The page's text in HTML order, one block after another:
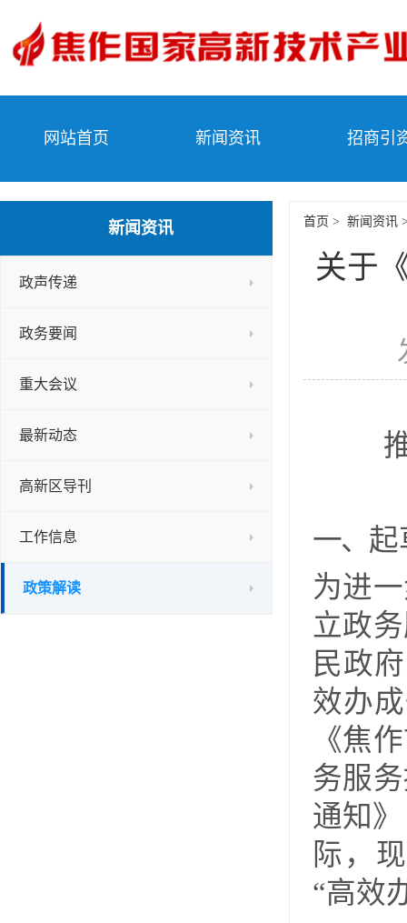
网站首页 新闻资讯 招商引
新闻资讯
政声传递
政务要闻
重大会议
最新动态
高新区导刊
工作信息
政策解读
首页 > 新闻资讯
关于
一、 起
为进
立政
民政
效办
《焦
务服
通知
际，
“高效